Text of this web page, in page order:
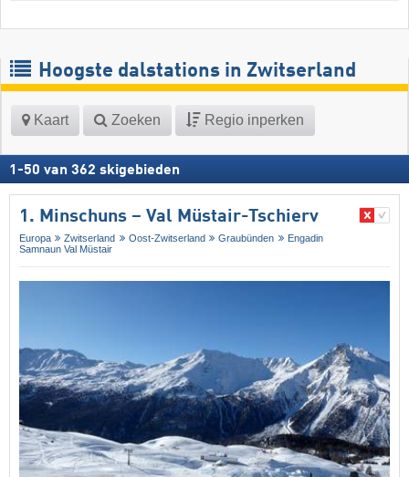
Hoogste dalstations in Zwitserland
Kaart Zoeken Regio inperken
1 -50 van 362 skigebieden
1. Minschuns – Val Müstair-Tschierv
Europa Zwitserland Oost-Zwitserland Graubünden
Engadin
Samnaun Val Müstair